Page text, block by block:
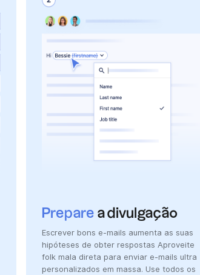
Prepare a divulgação
Escrever bons e-mails aumenta as suas
hipóteses de obter respostas Aproveite
folk mala direta para enviar e-mails ultra
personalizados em massa. Use todos os